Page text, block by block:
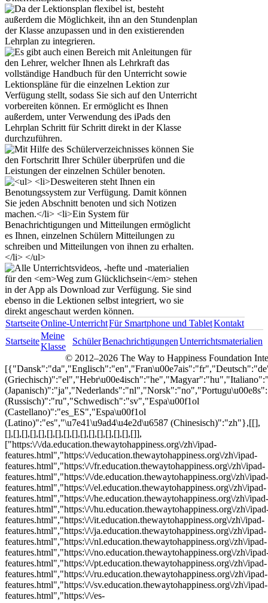
StartseiteOnline-UnterrichtFür Smartphone und TabletKontakt
Startseite
Meine
Klasse
SchülerBenachrichtigungenUnterrichtsmaterialien
© 2012–2026 The Way to Happiness Foundation
(Russisch)":"ru","Schwedisch":"sv","Espa\u00f1ol
(Castellano)":"es_ES","Espa\u00f1ol
(Latino)":"es","\u7e41\u9ad4\u4e2d\u6587 (Chinesisch)":"zh"},[[],
[],[],[],[],[],[],[],[],[],[],[],[],[],[],[],[]],
["https:\/\/da.education.thewaytohappiness.org\/zh\/ipad-
features.html","https:\/\/education.thewaytohappiness.org\/zh\/ipad-
features.html","https:\/\/fr.education.thewaytohappiness.org\/zh\/ipad-
features.html","https:\/\/de.education.thewaytohappiness.org\/zh\/ipad-
features.html","https:\/\/el.education.thewaytohappiness.org\/zh\/ipad-
features.html","https:\/\/he.education.thewaytohappiness.org\/zh\/ipad-
features.html","https:\/\/hu.education.thewaytohappiness.org\/zh\/
features.html","https:\/\/it.education.thewaytohappiness.org\/zh\/ipad-
features.html","https:\/\/ja.education.thewaytohappiness.org\/zh\/ipad-
features.html","https:\/\/nl.education.thewaytohappiness.org\/zh\/ipad-
features.html","https:\/\/no.education.thewaytohappiness.org\/zh\/
features.html","https:\/\/pt.education.thewaytohappiness.org\/zh\/ipad-
features.html","https:\/\/ru.education.thewaytohappiness.org\/zh\/ipad-
features.html","https:\/\/sv.education.thewaytohappiness.org\/zh\/ipad-
features.html","https:\/\/es-